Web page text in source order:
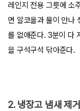
레인지 전용 그릇에 소
면 알코올과 물이 만나
를 없애준다. 3분이 다
을 구석구석 닦아준다.
2. 냉장고 냄새 제거